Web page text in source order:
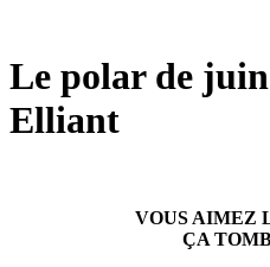
Le polar de
Elliant
VOUS AIMEZ
ÇA